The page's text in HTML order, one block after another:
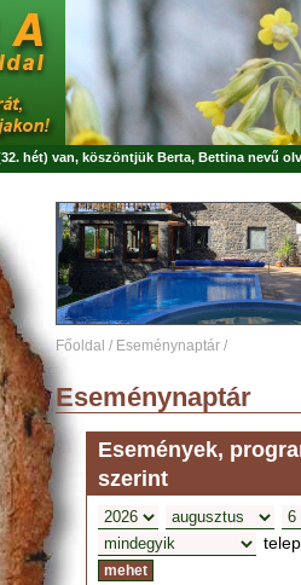
hét) van, köszöntjük Berta, Bettina nevű
Főoldal / Eseménynaptár /
Eseménynaptár
Események,
szerint